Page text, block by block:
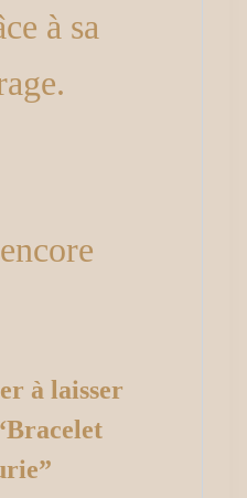
à sa
à laisser